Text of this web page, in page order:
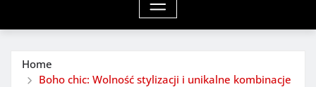
Home
Boho chic: Wolność stylizacji i unikalne kombinacje